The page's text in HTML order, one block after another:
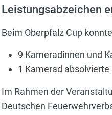
Leistungsabzeichen
Beim Oberpfalz Cup
9 Kameradinnen und
1 Kamerad
Im Rahmen der
Deutschen